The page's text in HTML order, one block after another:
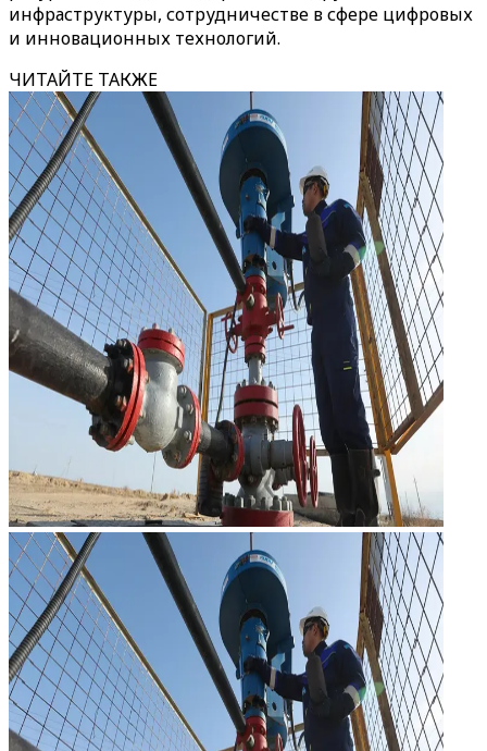
инфраструктуры, сотрудничестве в сфере цифровых
и инновационных технологий.
ЧИТАЙТЕ ТАКЖЕ